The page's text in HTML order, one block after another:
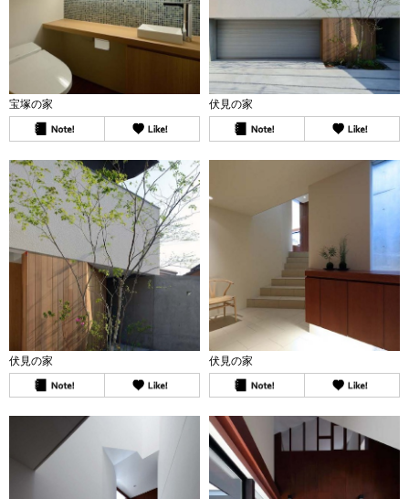
宝塚の家 伏見の家
伏見の家 伏見の家